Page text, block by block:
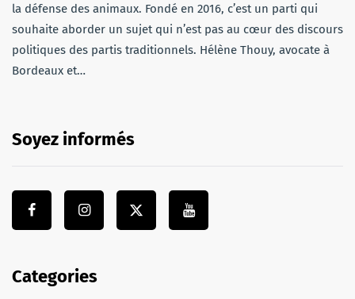
la défense des animaux. Fondé en 2016, c’est un parti qui
souhaite aborder un sujet qui n’est pas au cœur des discours
politiques des partis traditionnels. Hélène Thouy, avocate à
Bordeaux et…
Soyez informés
Categories